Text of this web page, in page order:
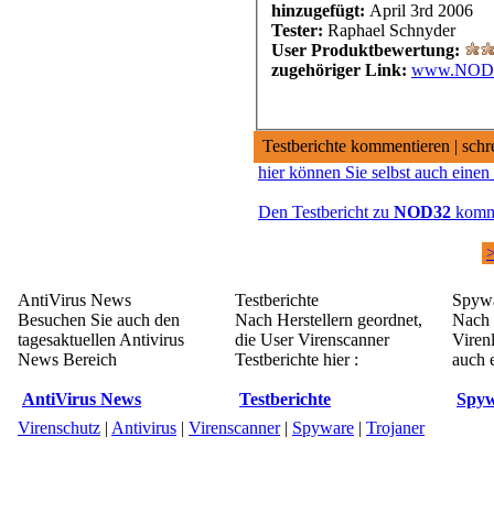
hinzugefügt: April 3rd 2006
Tester: Raphael Schnyder
User Produktbewertung:
zugehöriger Link:
Testberichte kommentieren |
hier können Sie selbst auch einen
Den Testbericht zu NOD32
AntiVirus News
Besuchen Sie auch den
tagesaktuellen Antivirus
News Bereich
AntiVirus News
Testberichte
Nach Herstellern geordnet,
die User Virenscanner
Testberichte hier :
Testberichte
Nach
auch
Virenschutz | Antivirus | Virenscanner| Spyware | Trojaner